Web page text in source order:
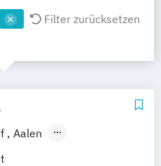
Filter zurücksetzen
Aalen